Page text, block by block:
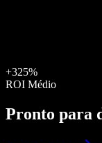
+325%
ROI Médio
Pronto para